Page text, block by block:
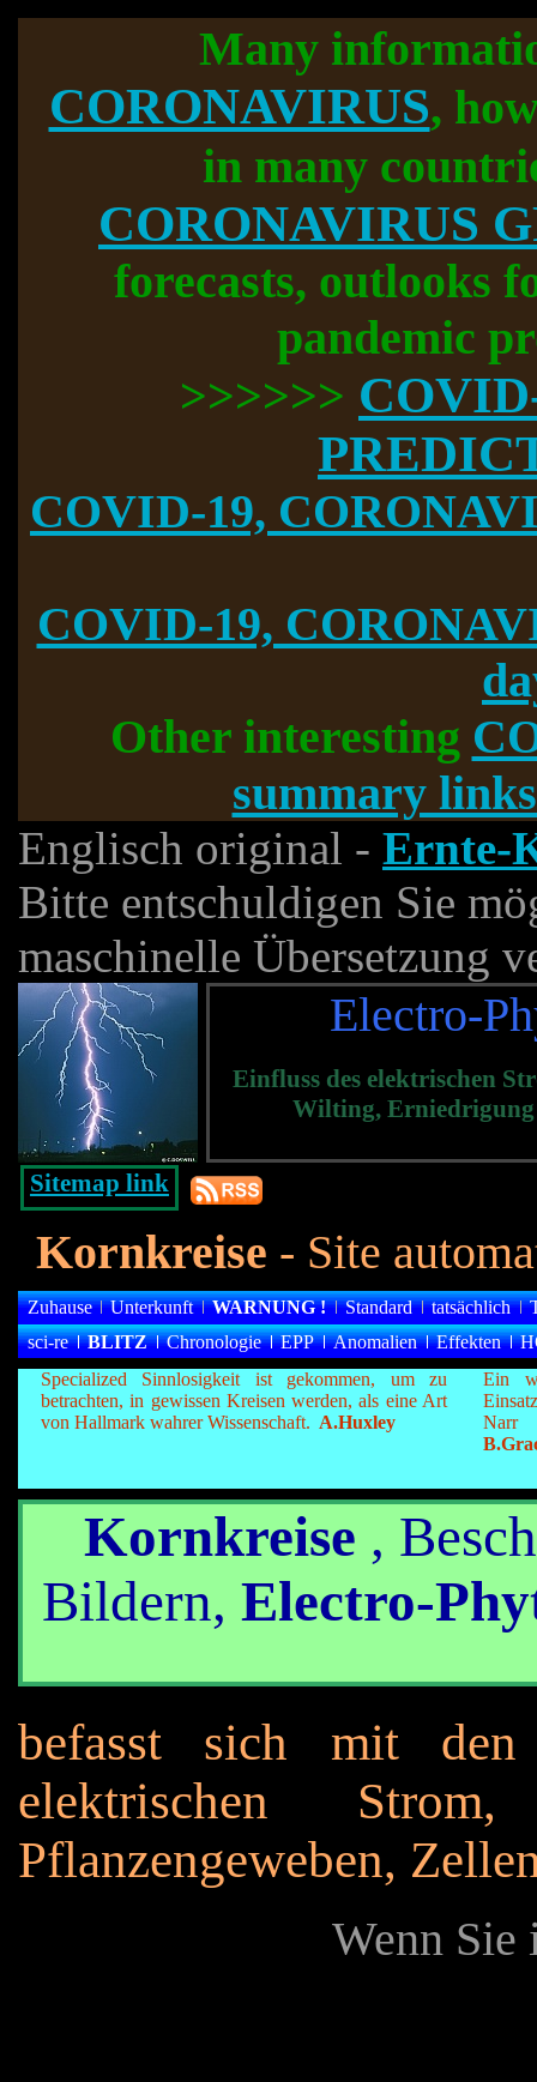
Many
CORONAVIRUS,
in many
CORONAVIRUS
forecasts, outlooks
pandemic
>>>>>>
COVID-19,
COVID-19,
Other interesting
summary
Englisch original - Ernte-
Bitte entschuldigen Sie
maschinelle Übersetzung
Electro-
Einfluss des elektrischen
Wilting, Erniedrigung
Sitemap link
Kornkreise - Site
Zuhause
sci-re
BLITZ Chronologie EPP Anomalien Effekten
Unterkunft WARNUNG! Standard tatsächlich
Specialized Sinnlosigkeit ist gekommen, um zu
betrachten, in gewissen Kreisen werden, als eine Art
von Hallmark wahrer Wissenschaft. A.Huxley
Ein
Narr
Kornkreise ,
Bildern, Electro-
befasst sich mit
elektrischen
Pflanzengeweben,
Wenn Sie